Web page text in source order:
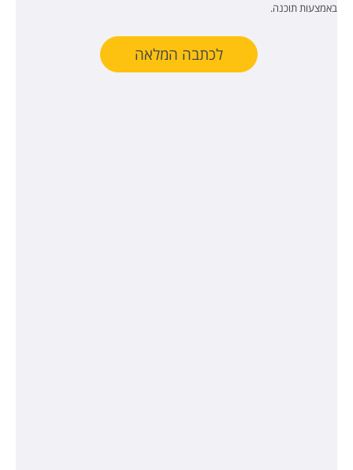
באמצעות תוכנה.
לכתבה המלאה